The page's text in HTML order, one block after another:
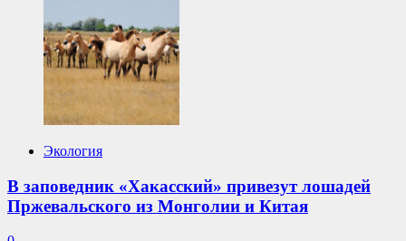
Экология
В заповедник «Хакасский» привезут лошадей
Пржевальского из Монголии и Китая